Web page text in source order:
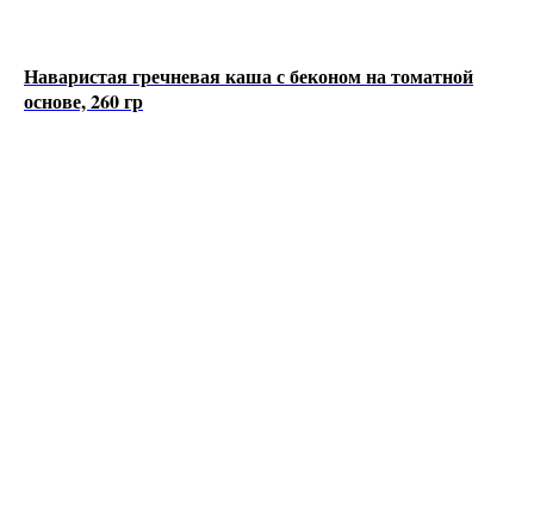
Наваристая гречневая каша с беконом на томатной
основе, 260 гр